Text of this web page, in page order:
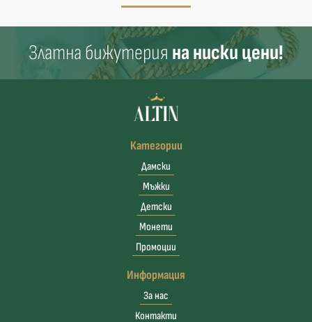
Златна бижутерия на ниски цени!
Категории
Дамски
Мъжки
Детски
Монети
Промоции
Информация
За нас
Контакти